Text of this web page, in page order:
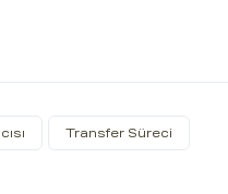
Transfer Süreci